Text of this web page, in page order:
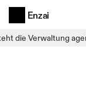
die Verwaltung
Enzai